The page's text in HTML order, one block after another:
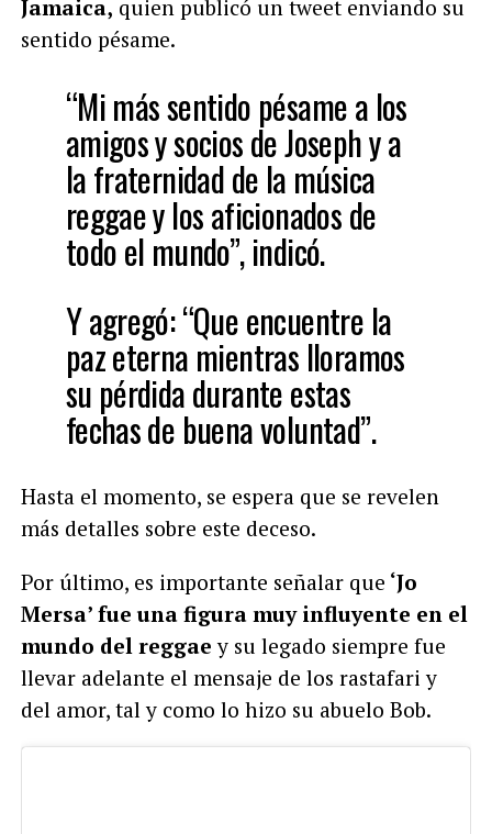
Jamaica, quien publicó un tweet enviando su
sentido pésame.
“Mi más sentido pésame a los
amigos y socios de Joseph y a
la fraternidad de la música
reggae y los aficionados de
todo el mundo”, indicó.
Y agregó: “Que encuentre la
paz eterna mientras lloramos
su pérdida durante estas
fechas de buena voluntad”.
Hasta el momento, se espera que se revelen
más detalles sobre este deceso.
Por último, es importante señalar que ‘Jo
Mersa’ fue una figura muy influyente en el
mundo del reggae y su legado siempre fue
llevar adelante el mensaje de los rastafari y
del amor, tal y como lo hizo su abuelo Bob.